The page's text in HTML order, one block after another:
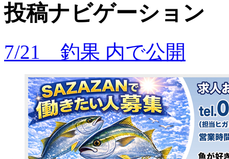
投稿ナビゲーション
7/21 釣果 内で公開